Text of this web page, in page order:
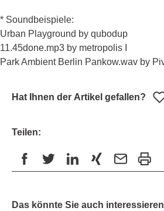
* Soundbeispiele:
Urban Playground by qubodup
11.45done.mp3 by metropolis I
Park Ambient Berlin Pankow.wav by
Hat Ihnen der Artikel gefallen?
Teilen:
Das könnte Sie auch